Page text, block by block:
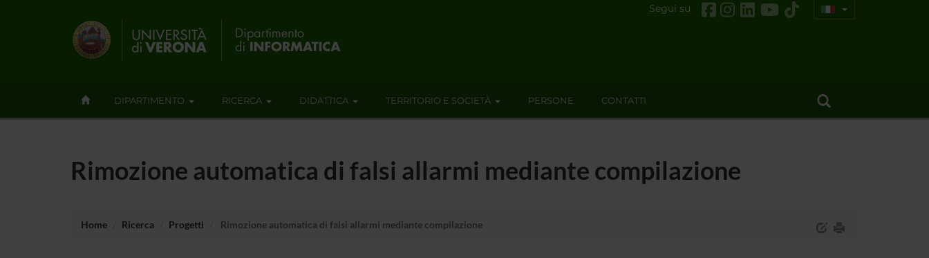
Segui su
DIPARTIMENTO RICERCA DIDATTICA TERRITORIO E SOCIETÀ PERSONE CONTATTI
Rimozione automatica di falsi allarmi mediante compilazione
Home Ricerca Progetti Rimozione automatica di falsi allarmi mediante compilazione